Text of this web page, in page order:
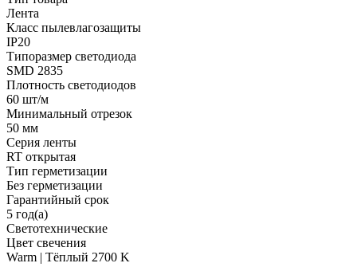
Лента
Класс пылевлагозащиты
IP20
Типоразмер светодиода
SMD 2835
Плотность светодиодов
60 шт/м
Минимальный отрезок
50 мм
Серия ленты
RT открытая
Тип герметизации
Без герметизации
Гарантийный срок
5 год(а)
Светотехнические
Цвет свечения
Warm | Тёплый 2700 K